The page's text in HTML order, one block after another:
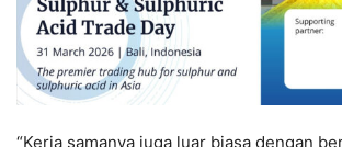
“Kerja samanya juga luar biasa dengan